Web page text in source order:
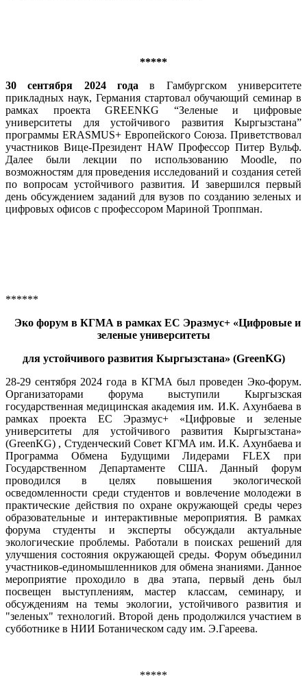
*****
30 сентября 2024 года в Гамбургском университете
прикладных наук, Германия стартовал обучающий семинар в
рамках проекта GREENKG “Зеленые и цифровые
университеты для устойчивого развития Кыргызстана”
программы ERASMUS+ Европейского Союза. Приветствовал
участников Вице-Президент HAW Профессор Питер Вульф.
Далее были лекции по использованию Moodle, по
возможностям для проведения исследований и создания сетей
по вопросам устойчивого развития. И завершился первый
день обсуждением заданий для вузов по созданию зеленых и
цифровых офисов с профессором Мариной Троппман.
******
Эко форум в КГМА в рамках ЕС Эразмус+ «Цифровые и
зеленые университеты
для устойчивого развития Кыргызстана» (GreenKG)
28-29 сентября 2024 года в КГМА был проведен Эко-форум.
Организаторами форума выступили Кыргызская
государственная медицинская академия им. И.К. Ахунбаева в
рамках проекта ЕС Эразмус+ «Цифровые и зеленые
университеты для устойчивого развития Кыргызстана»
(GreenKG) , Студенческий Совет КГМА им. И.К. Ахунбаева и
Программа Обмена Будущими Лидерами FLEX при
Государственном Департаменте США. Данный форум
проводился в целях повышения экологической
осведомленности среди студентов и вовлечение молодежи в
практические действия по охране окружающей среды через
образовательные и интерактивные мероприятия. В рамках
форума студенты и эксперты обсуждали актуальные
экологические проблемы. Работали в поисках решений для
улучшения состояния окружающей среды. Форум объединил
участников-единомышленников для обмена знаниями. Данное
мероприятие проходило в два этапа, первый день был
посвещен выступлениям, мастер классам, семинару, и
обсуждениям на темы экологии, устойчивого развития и
"зеленых" технологий. Второй день продолжился участием в
субботнике в НИИ Ботаническом саду им. Э.Гареева.
*****